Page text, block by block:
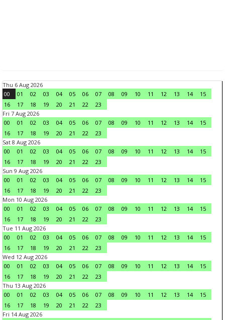
Thu 6 Aug 2026
00
01 02 03 04 05 06 07 08 09 10 11 12 13 14
15
16
17 18 19 20 21 22
23
Fri 7 Aug 2026
00
01 02 03 04 05 06 07 08 09 10 11 12 13 14
15
16
17 18 19 20 21 22
23
Sat 8 Aug 2026
00
01 02 03 04 05 06 07 08 09 10 11 12 13 14
15
16
17 18 19 20 21 22
23
Sun 9 Aug 2026
00
01 02 03 04 05 06 07 08 09 10 11 12 13 14
15
16
17 18 19 20 21 22
23
Mon 10 Aug 2026
00
01 02 03 04 05 06 07 08 09 10 11 12 13 14
15
16
17 18 19 20 21 22
23
Tue 11 Aug 2026
00
01 02 03 04 05 06 07 08 09 10 11 12 13 14
15
16
17 18 19 20 21 22
23
Wed 12 Aug 2026
00
01 02 03 04 05 06 07 08 09 10 11 12 13 14
15
16
17 18 19 20 21 22
23
Thu 13 Aug 2026
00
01 02 03 04 05 06 07 08 09 10 11 12 13 14
15
16
17 18 19 20 21 22
23
Fri 14 Aug 2026